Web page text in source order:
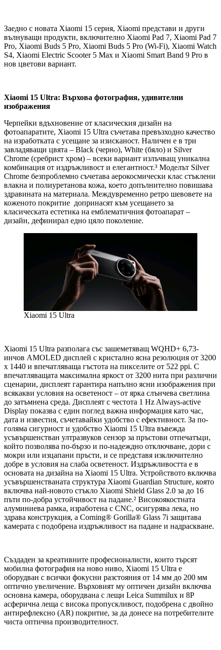
Заедно с новата Xiaomi 15 серия, Xiaomi представи и други
вълнуващи продукти, включително Xiaomi Pad 7, Xiaomi Pad 7
Pro, Xiaomi Buds 5 Pro, Xiaomi Buds 5 Pro (Wi-Fi), Xiaomi Watch
S4, Xiaomi Electric Scooter 5 Max и Xiaomi Smart Band 9 Pro в
нов цветови вариант.
Xiaomi 15 Ultra: Върхова фотография, удивителни
изображения
Черпейки вдъхновение от класическия дизайн на
фотоапаратите, Xiaomi 15 Ultra съчетава превъзходно качество
на изработката с усещане за изисканост. Наличен е в три
завладяващи цвята – Black (черно), White (бяло) и Silver
Chrome (сребрист хром) – всеки вариант излъчващ уникална
комбинация от издръжливост и елегантност.³ Моделът Silver
Chrome безпроблемно съчетава аерокосмически клас стъклени
влакна и полиуретанова кожа, което допълнително повишава
здравината на материала. Междувременно ретро шевовете на
коженото покритие допринасят към усещането за
класическата естетика на емблематичния фотоапарат –
дизайн, дефинирал едно цяло поколение.
Xiaomi 15 Ultra
Xiaomi 15 Ultra разполага със зашеметяващ WQHD+ 6,73-
инчов AMOLED дисплей с кристално ясна резолюция от 3200
x 1440 и впечатляваща гъстота на пикселите от 522 ppi. С
впечатляващата максимална яркост от 3200 нита при различни
сценарии, дисплеят гарантира напълно ясни изображения при
всякакви условия на осветеност – от ярка слънчева светлина
до затъмнена среда. Дисплеят с честота 1 Hz Always-active
Display показва с един поглед важна информация като час,
дата и известия, съчетавайки удобство с ефективност. За по-
голяма сигурност и удобство Xiaomi 15 Ultra въвежда
усъвършенстван ултразвуков сензор за пръстови отпечатъци,
който позволява по-бързо и по-надеждно отключване, дори с
мокри или изцапани пръсти, и се представя изключително
добре в условия на слаба осветеност. Издръжливостта е в
основата на дизайна на Xiaomi 15 Ultra. Устройството включва
усъвършенстваната структура Xiaomi Guardian Structure, която
включва най-новото стъкло Xiaomi Shield Glass 2.0 за до 16
пъти по-добра устойчивост на падане.² Високоякостната
алуминиева рамка, изработена с CNC, осигурява лека, но
здрава конструкция, а Corning® Gorilla® Glass 7i защитава
камерата с подобрена издръжливост на падане и надраскване.
Създаден за креативните професионалисти, които търсят
мобилна фотография на ново ниво, Xiaomi 15 Ultra е
оборудван с всички фокусни разстояния от 14 мм до 200 мм
оптично увеличение. Върховият му оптичен дизайн включва
основна камера, оборудвана с лещи Leica Summilux и 8P
асферична леща с висока пропускливост, подобрена с двойно
антирефлексно (AR) покритие, за да донесе на потребителите
чиста оптична производителност.